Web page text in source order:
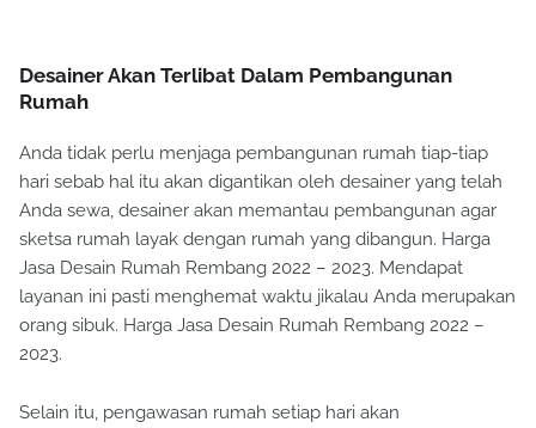
Desainer Akan Terlibat Dalam Pembangunan
Rumah
Anda tidak perlu menjaga pembangunan rumah tiap-tiap
hari sebab hal itu akan digantikan oleh desainer yang telah
Anda sewa, desainer akan memantau pembangunan agar
sketsa rumah layak dengan rumah yang dibangun. Harga
Jasa Desain Rumah Rembang 2022 – 2023. Mendapat
layanan ini pasti menghemat waktu jikalau Anda merupakan
orang sibuk. Harga Jasa Desain Rumah Rembang 2022 –
2023.
Selain itu, pengawasan rumah setiap hari akan